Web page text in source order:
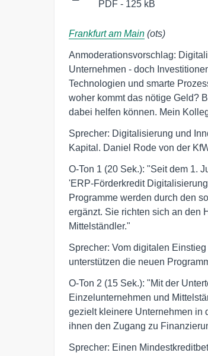
PDF - 125 kB
Frankfurt am Main (ots)
Anmoderationsvorschlag:
Unternehmen - doch
Technologien und smarte
woher kommt das nötige Geld?
dabei helfen können. Mein
Sprecher: Digitalisierung und
Kapital. Daniel Rode von der
O-Ton 1 (20 Sek.): "Seit dem 1.
'ERP-Förderkredit
Programme werden durch den
ergänzt. Sie richten sich an den
Mittelständler."
Sprecher: Vom digitalen
unterstützen die neuen
O-Ton 2 (15 Sek.): "Mit der
Einzelunternehmen und
gezielt kleinere Unternehmen in
ihnen den Zugang zu
Sprecher: Einen